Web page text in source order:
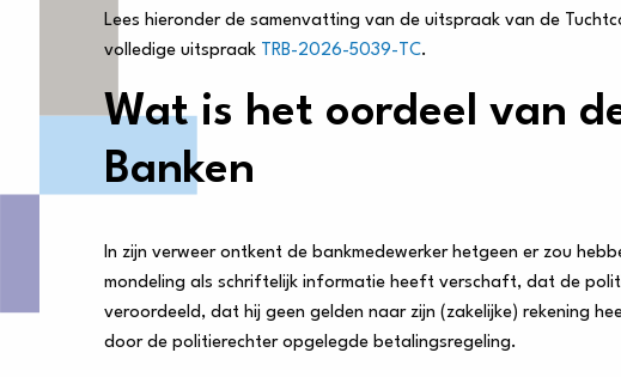
Lees hieronder de samenvatting van de uitspraak van de
volledige uitspraak TRB-2026-5039-TC.
Wat is het oordeel van
Banken
In zijn verweer ontkent de bankmedewerker hetgeen er zou
mondeling als schriftelijk informatie heeft verschaft, dat de
veroordeeld, dat hij geen gelden naar zijn (zakelijke) rekening
door de politierechter opgelegde betalingsregeling.